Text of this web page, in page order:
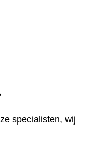
specialisten, wij